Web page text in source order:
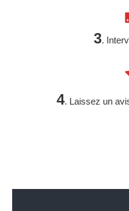
3.
4. Laissez un